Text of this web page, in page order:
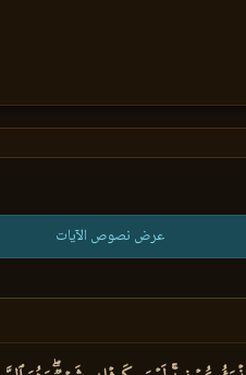
عرض نصوص الآيات